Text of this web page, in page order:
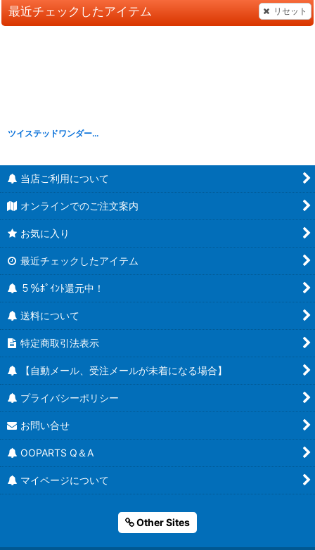
最近チェックしたアイテム リセット
ツイステッドワンダーランド EX寮服マスコット スカラビア寮＆ポムフィオーレ寮
当店ご利用について
オンラインでのご注文案内
お気に入り
最近チェックしたアイテム
５％ﾎﾟｲﾝﾄ還元中！
送料について
特定商取引法表示
【自動メール、受注メールが未着になる場合】
プライバシーポリシー
お問い合せ
OOPARTS Q＆A
マイページについて
Other Sites